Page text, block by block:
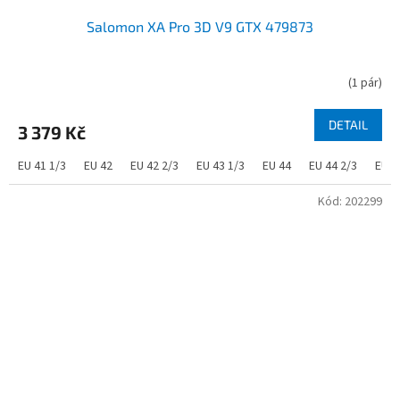
Salomon XA Pro 3D V9 GTX 479873
(1 pár)
3 379 Kč DETAIL
EU 41 1/3 EU 42 EU 42 2/3 EU 43 1/3 EU 44 EU 44 2/3 EU
Kód: 202299